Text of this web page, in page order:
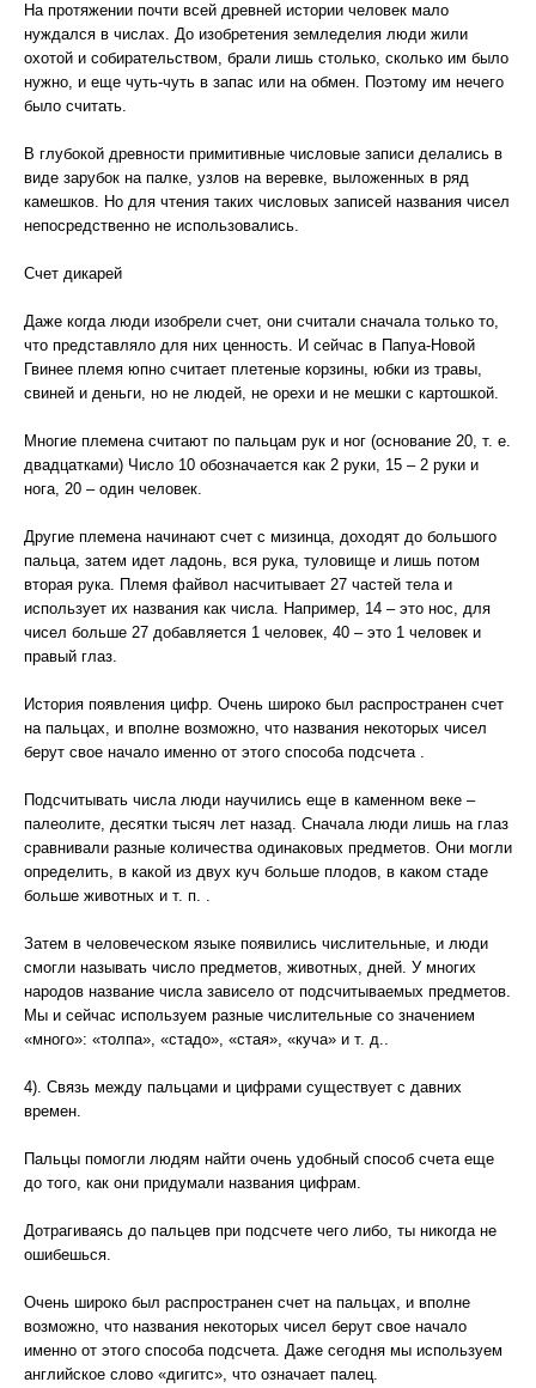
На протяжении почти всей древней истории человек мало
нуждался в числах. До изобретения земледелия люди жили
охотой и собирательством, брали лишь столько, сколько им было
нужно, и еще чуть-чуть в запас или на обмен. Поэтому им нечего
было считать.
В глубокой древности примитивные числовые записи делались в
виде зарубок на палке, узлов на веревке, выложенных в ряд
камешков. Но для чтения таких числовых записей названия чисел
непосредственно не использовались.
Счет дикарей
Даже когда люди изобрели счет, они считали сначала только то,
что представляло для них ценность. И сейчас в Папуа-Новой
Гвинее племя юпно считает плетеные корзины, юбки из травы,
свиней и деньги, но не людей, не орехи и не мешки с картошкой.
Многие племена считают по пальцам рук и ног (основание 20, т. е.
двадцатками) Число 10 обозначается как 2 руки, 15 – 2 руки и
нога, 20 – один человек.
Другие племена начинают счет с мизинца, доходят до большого
пальца, затем идет ладонь, вся рука, туловище и лишь потом
вторая рука. Племя файвол насчитывает 27 частей тела и
использует их названия как числа. Например, 14 – это нос, для
чисел больше 27 добавляется 1 человек, 40 – это 1 человек и
правый глаз.
История появления цифр. Очень широко был распространен счет
на пальцах, и вполне возможно, что названия некоторых чисел
берут свое начало именно от этого способа подсчета .
Подсчитывать числа люди научились еще в каменном веке –
палеолите, десятки тысяч лет назад. Сначала люди лишь на глаз
сравнивали разные количества одинаковых предметов. Они могли
определить, в какой из двух куч больше плодов, в каком стаде
больше животных и т. п. .
Затем в человеческом языке появились числительные, и люди
смогли называть число предметов, животных, дней. У многих
народов название числа зависело от подсчитываемых предметов.
Мы и сейчас используем разные числительные со значением
«много»: «толпа», «стадо», «стая», «куча» и т. д..
4). Связь между пальцами и цифрами существует с давних
времен.
Пальцы помогли людям найти очень удобный способ счета еще
до того, как они придумали названия цифрам.
Дотрагиваясь до пальцев при подсчете чего либо, ты никогда не
ошибешься.
Очень широко был распространен счет на пальцах, и вполне
возможно, что названия некоторых чисел берут свое начало
именно от этого способа подсчета. Даже сегодня мы используем
английское слово «дигитс», что означает палец.